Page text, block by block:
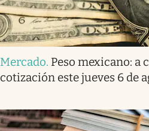
Mercado. Peso mexicano: a
cotización este jueves 6 de